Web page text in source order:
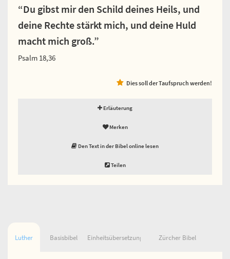
“Du gibst mir den Schild deines Heils, und
deine Rechte stärkt mich, und deine Huld
macht mich groß.”
Psalm 18,36
Dies soll der Taufspruch werden!
Erläuterung
Merken
Den Text in der Bibel online lesen
Teilen
Luther Basisbibel Einheitsübersetzung Zürcher Bibel